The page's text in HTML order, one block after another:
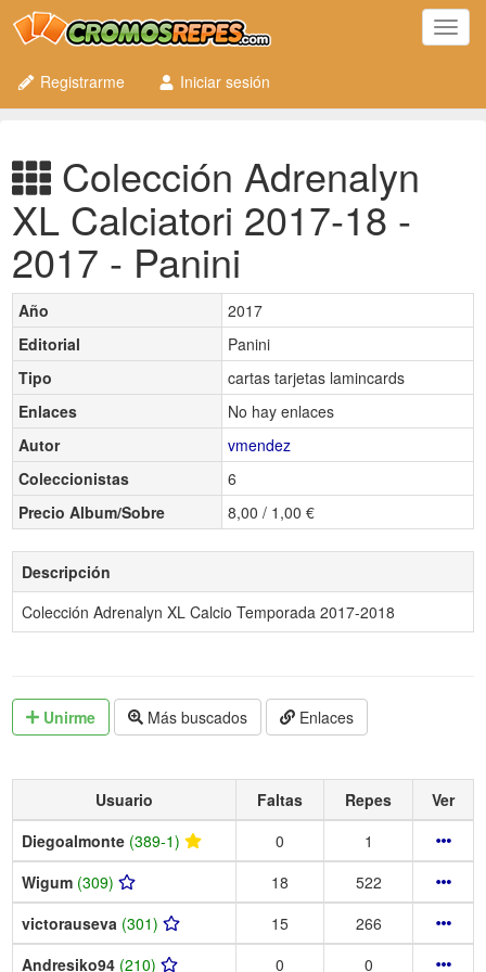
Registrarme
Iniciar sesión
Colección Adrenalyn
XL Calciatori 2017-18 -
2017 - Panini
Año
2017
Editorial
Panini
Tipo
cartas tarjetas lamincards
Enlaces
No hay enlaces
Autor
vmendez
Coleccionistas
6
Precio Album/Sobre
8,00 / 1,00 €
Descripción
Colección Adrenalyn XL Calcio Temporada 2017-2018
Unirme Más buscados Enlaces
Usuario Faltas Repes
Ver
Diegoalmonte (389-1) 0
1
Wigum (309) 18
522
victorauseva (301) 15
266
Andresiko94 (210) 0 0